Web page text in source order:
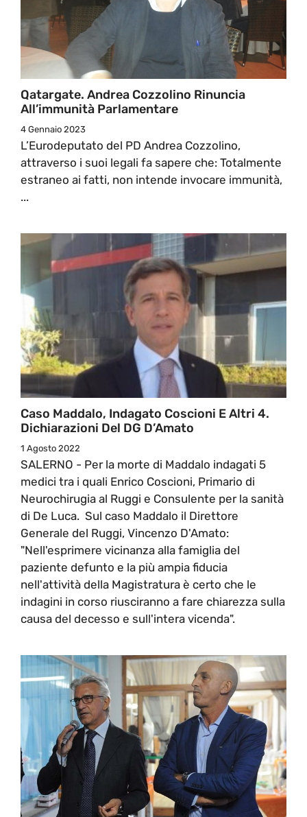
Qatargate. Andrea Cozzolino Rinuncia
All’immunità Parlamentare
4 Gennaio 2023
L’Eurodeputato del PD Andrea Cozzolino,
attraverso i suoi legali fa sapere che: Totalmente
estraneo ai fatti, non intende invocare immunità,
...
Caso Maddalo, Indagato Coscioni E Altri 4.
Dichiarazioni Del DG D’Amato
1 Agosto 2022
SALERNO - Per la morte di Maddalo indagati 5
medici tra i quali Enrico Coscioni, Primario di
Neurochirugia al Ruggi e Consulente per la sanità
di De Luca. Sul caso Maddalo il Direttore
Generale del Ruggi, Vincenzo D'Amato:
"Nell'esprimere vicinanza alla famiglia del
paziente defunto e la più ampia fiducia
nell'attività della Magistratura è certo che le
indagini in corso riusciranno a fare chiarezza sulla
causa del decesso e sull'intera vicenda".